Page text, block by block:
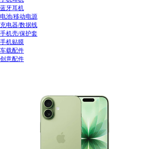
蓝牙耳机
电池/移动电源
充电器/数据线
手机壳/保护套
手机贴膜
车载配件
创意配件